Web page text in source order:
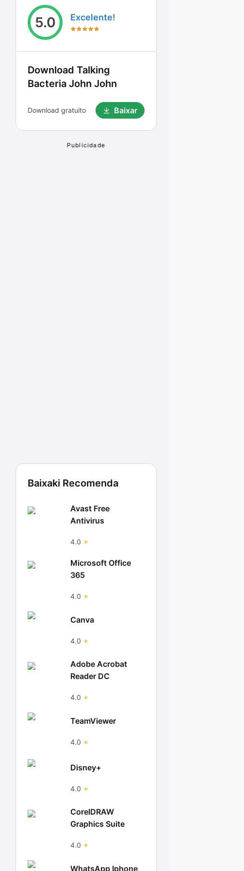
5.0 Excelente!
Download Talking
Bacteria John John
Download gratuito Baixar
Baixaki Recomenda
Avast Free
Antivirus
4.0
Microsoft Office
365
4.0
Canva
4.0
Adobe Acrobat
Reader DC
4.0
TeamViewer
4.0
Disney+
4.0
CorelDRAW
Graphics Suite
4.0
WhatsApp Iphone